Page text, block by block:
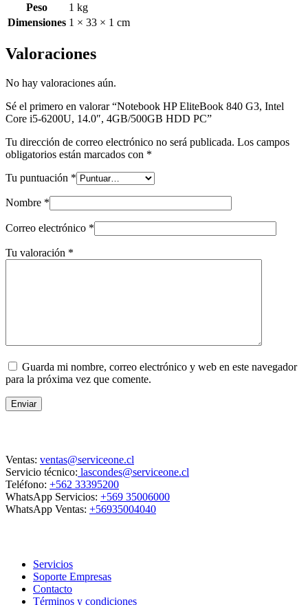
Peso
1 kg
Dimensiones 1 × 33 × 1 cm
Valoraciones
No hay valoraciones aún.
Sé el primero en valorar “Notebook HP EliteBook 840 G3, Intel
Core i5-6200U, 14.0″, 4GB/500GB HDD PC”
Tu dirección de correo electrónico no será publicada. Los campos
obligatorios están marcados con *
Tu puntuación *
Nombre *
Correo electrónico *
Tu valoración *
Guarda mi nombre, correo electrónico y web en este navegador
para la próxima vez que comente.
Enviar
Ventas: ventas@serviceone.cl
Servicio técnico: lascondes@serviceone.cl
Teléfono: +562 33395200
WhatsApp Servicios: +569 35006000
WhatsApp Ventas: +56935004040
Servicios
Soporte Empresas
Contacto
Términos y condiciones